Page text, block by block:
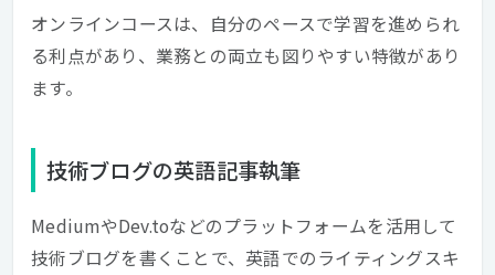
オンラインコースは、自分のペースで学習を進められ
る利点があり、業務との両立も図りやすい特徴があり
ます。
技術ブログの英語記事執筆
MediumやDev.toなどのプラットフォームを活用して
技術ブログを書くことで、英語でのライティングスキ